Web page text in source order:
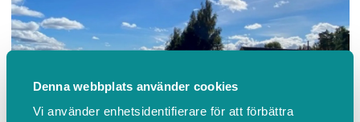
Denna webbplats använder cookies
Vi använder enhetsidentifierare för att förbättra